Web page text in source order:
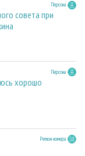
Персона
совета при
Персона
хорошо
Регион номера